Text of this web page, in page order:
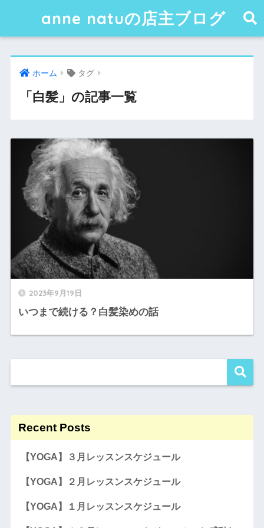
anne natuの店主ブログ
ホーム タグ
「白髪」の記事一覧
2023年9月19日
いつまで続ける？白髪染めの話
Recent Posts
【YOGA】３月レッスンスケジュール
【YOGA】２月レッスンスケジュール
【YOGA】１月レッスンスケジュール